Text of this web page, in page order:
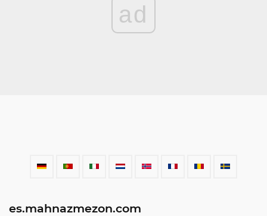
ad
es.mahnazmezon.com